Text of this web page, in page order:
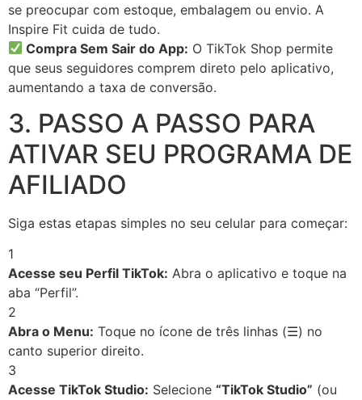
se preocupar com estoque, embalagem ou envio. A
Inspire Fit cuida de tudo.
Compra Sem Sair do App: O TikTok Shop permite
que seus seguidores comprem direto pelo aplicativo,
aumentando a taxa de conversão.
3. PASSO A PASSO PARA
ATIVAR SEU PROGRAMA DE
AFILIADO
Siga estas etapas simples no seu celular para começar:
1
Acesse seu Perfil TikTok: Abra o aplicativo e toque na
aba “Perfil”.
2
Abra o Menu: Toque no ícone de três linhas (☰) no
canto superior direito.
3
Acesse TikTok Studio: Selecione “TikTok Studio” (ou